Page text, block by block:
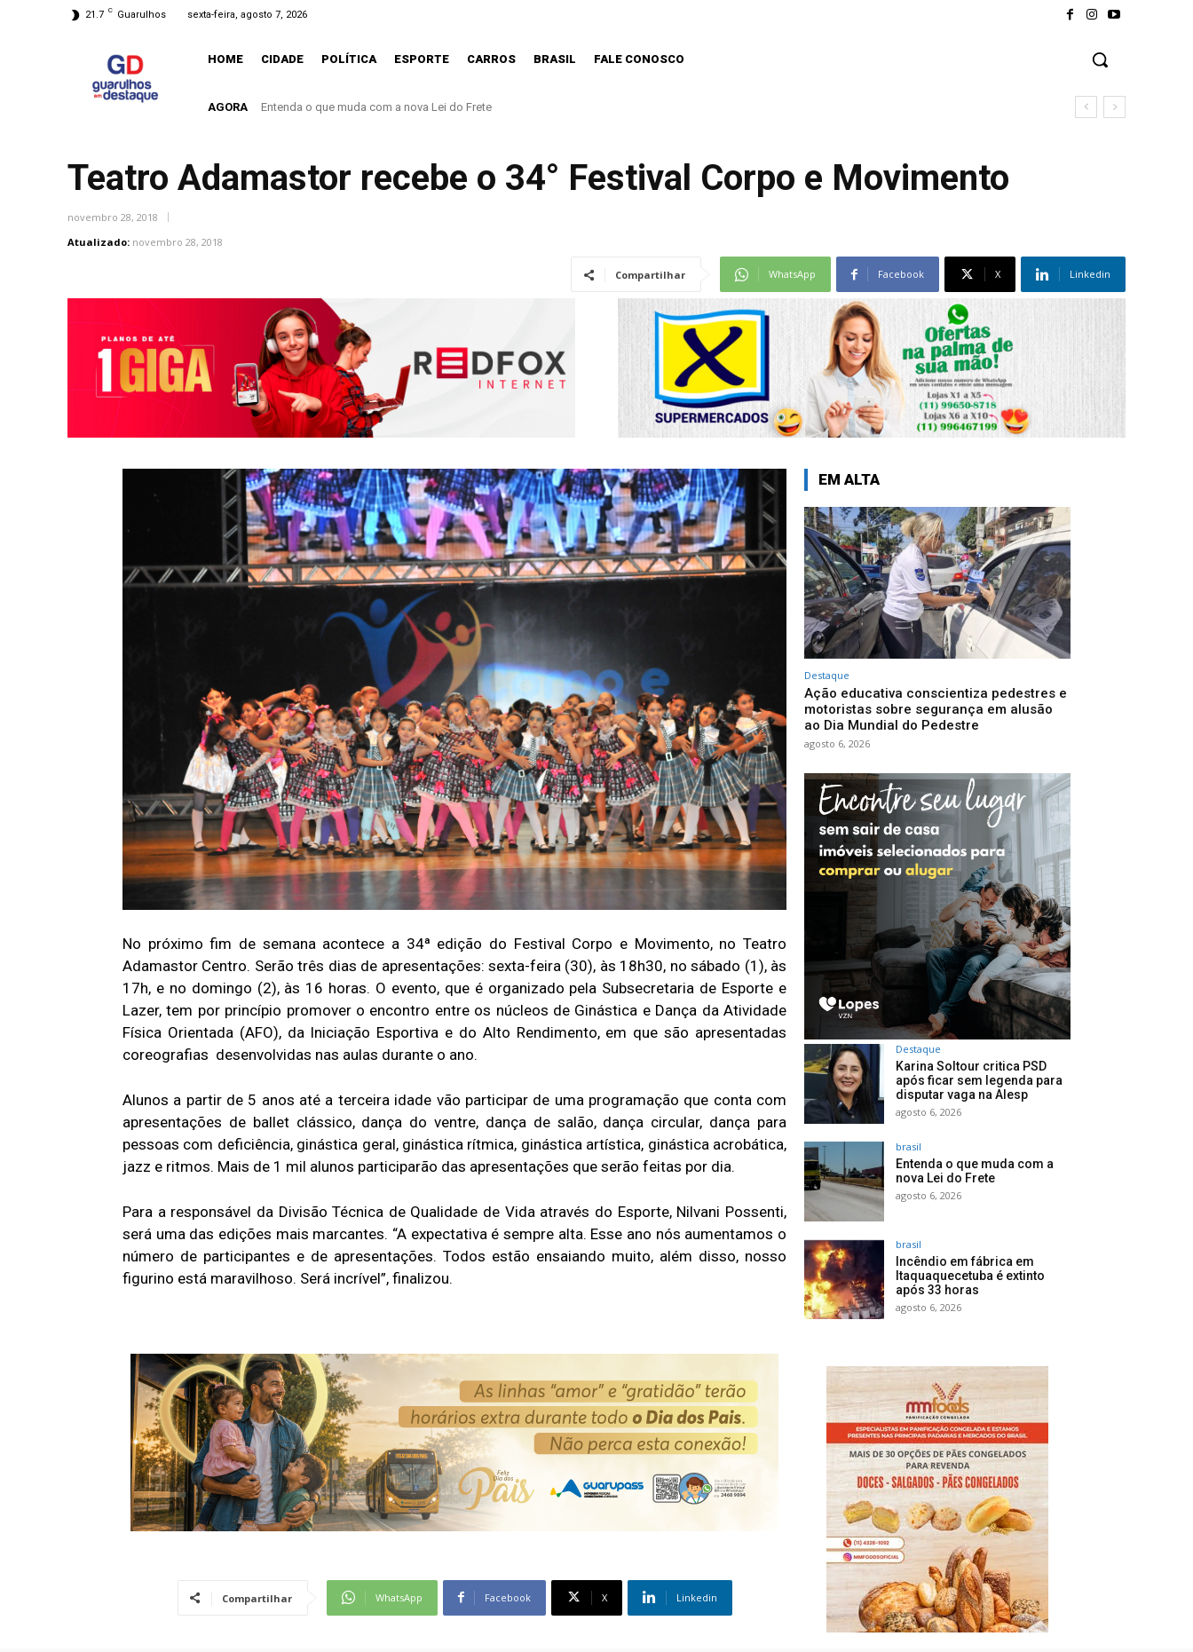
21.7 C Guarulhos sexta-feira, agosto 7, 2026
HOME CIDADE POLÍTICA ESPORTE CARROS BRASIL FALE CONOSCO
AGORAEntenda o que muda com a nova Lei do Frete
Incêndio em fábrica em Itaquaquecetuba é extinto após 33 horas
Teatro Adamastor recebe o 34° Festival Corpo e Movimento
novembro 28, 2018
Atualizado: novembro 28, 2018
Compartilhar WhatsApp Facebook X Linkedin
No próximo fim de semana acontece a 34ª edição do Festival Corpo e Movimento, no Teatro
Adamastor Centro. Serão três dias de apresentações: sexta-feira (30), às 18h30, no sábado (1), às
17h, e no domingo (2), às 16 horas. O evento, que é organizado pela Subsecretaria de Esporte e
Lazer, tem por princípio promover o encontro entre os núcleos de Ginástica e Dança da Atividade
Física Orientada (AFO), da Iniciação Esportiva e do Alto Rendimento, em que são apresentadas
coreografias desenvolvidas nas aulas durante o ano.
Alunos a partir de 5 anos até a terceira idade vão participar de uma programação que conta com
apresentações de ballet clássico, dança do ventre, dança de salão, dança circular, dança para
pessoas com deficiência, ginástica geral, ginástica rítmica, ginástica artística, ginástica acrobática,
jazz e ritmos. Mais de 1 mil alunos participarão das apresentações que serão feitas por dia.
Para a responsável da Divisão Técnica de Qualidade de Vida através do Esporte, Nilvani Possenti,
será uma das edições mais marcantes. “A expectativa é sempre alta. Esse ano nós aumentamos o
número de participantes e de apresentações. Todos estão ensaiando muito, além disso, nosso
figurino está maravilhoso. Será incrível”, finalizou.
Compartilhar WhatsApp Facebook X Linkedin
EM ALTA
Destaque
Ação educativa conscientiza pedestres e
motoristas sobre segurança em alusão
ao Dia Mundial do Pedestre
agosto 6, 2026
Destaque
Karina Soltour critica PSD
após ficar sem legenda para
disputar vaga na Alesp
agosto 6, 2026
brasil
Entenda o que muda com a
nova Lei do Frete
agosto 6, 2026
brasil
Incêndio em fábrica em
Itaquaquecetuba é extinto
após 33 horas
agosto 6, 2026